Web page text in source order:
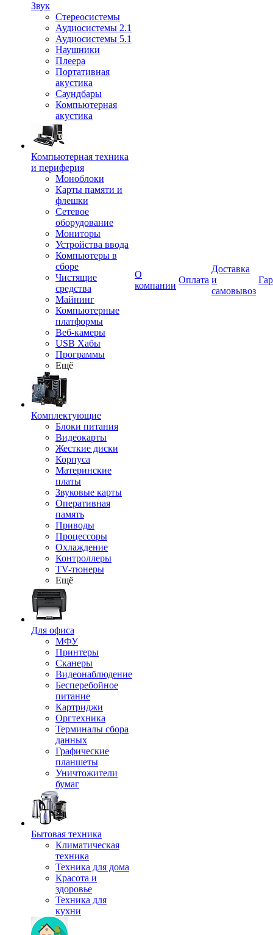
Звук
Стереосистемы
Аудиосистемы 2.1
Аудиосистемы 5.1
Наушники
Плеера
Портативная
акустика
Саундбары
Компьютерная
акустика
Компьютерная техника
и периферия
Моноблоки
Карты памяти и
флешки
Сетевое
оборудование
Мониторы
Устройства ввода
Компьютеры в
сборе
Чистящие
средства
Майнинг
Компьютерные
платформы
Веб-камеры
USB Хабы
Программы
Ещё
Комплектующие
Блоки питания
Видеокарты
Жесткие диски
Корпуса
Материнские
платы
Звуковые карты
Оперативная
память
Приводы
Процессоры
Охлаждение
Контроллеры
TV-тюнеры
Ещё
Для офиса
МФУ
Принтеры
Сканеры
Видеонаблюдение
Бесперебойное
питание
Картриджи
Оргтехника
Терминалы сбора
данных
Графические
планшеты
Уничтожители
бумаг
Бытовая техника
Климатическая
техника
Техника для дома
Красота и
здоровье
Техника для
кухни
О
компании
Оплата
Доставка
и
самовывоз